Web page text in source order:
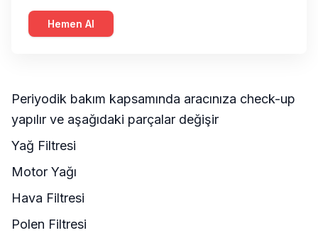
Hemen Al
Periyodik bakım kapsamında aracınıza check-up
yapılır ve aşağıdaki parçalar değişir
Yağ Filtresi
Motor Yağı
Hava Filtresi
Polen Filtresi